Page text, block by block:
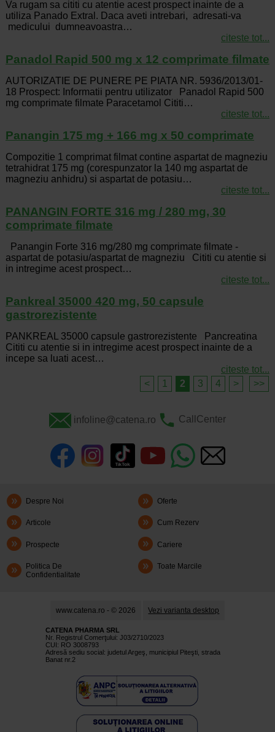
Va rugam sa cititi cu atentie acest prospect inainte de a
utiliza Panado Extral. Daca aveti intrebari, adresati-va
medicului dumneavoastra…
citeste tot...
Panadol Rapid 500 mg x 12 comprimate filmate
AUTORIZATIE DE PUNERE PE PIATA NR. 5936/2013/01-
18 Prospect: Informatii pentru utilizator Panadol Rapid 500
mg comprimate filmate Paracetamol Cititi…
citeste tot...
Panangin 175 mg + 166 mg x 50 comprimate
Compozitie 1 comprimat filmat contine aspartat de magneziu
tetrahidrat 175 mg (corespunzator la 140 mg aspartat de
magneziu anhidru) si aspartat de potasiu…
citeste tot...
PANANGIN FORTE 316 mg / 280 mg, 30
comprimate filmate
Panangin Forte 316 mg/280 mg comprimate filmate -
aspartat de potasiu/aspartat de magneziu Cititi cu atentie si
in intregime acest prospect…
citeste tot...
Pankreal 35000 420 mg, 50 capsule
gastrorezistente
PANKREAL 35000 capsule gastrorezistente Pancreatina
Cititi cu atentie si in intregime acest prospect inainte de a
incepe sa luati acest…
citeste tot...
<
1 2 3 4 > >>
infoline@catena.ro CallCenter
Despre Noi Oferte
Articole Cum Rezerv
Prospecte Cariere
Politica De
Confidentialitate
Toate Marcile
www.catena.ro - © 2026 Vezi varianta desktop
CATENA PHARMA SRL
Nr. Registrul Comerţului: J03/2710/2023
CUI: RO 3008793
Adresă sediu social: judetul Argeş, municipiul Piteşti, strada
Banat nr.2